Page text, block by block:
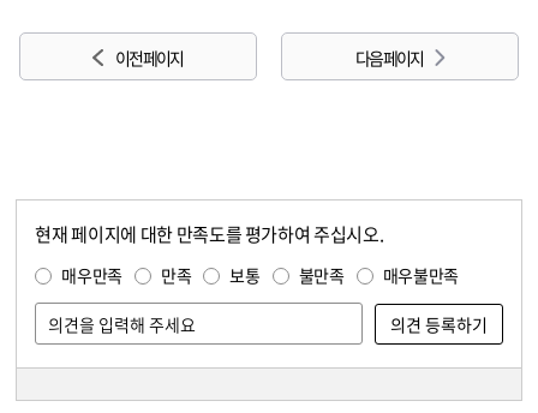
이전 페이지 다음 페이지
현재 페이지에 대한 만족도를 평가하여 주십시오.
매우만족 만족 보통 불만족 매우불만족